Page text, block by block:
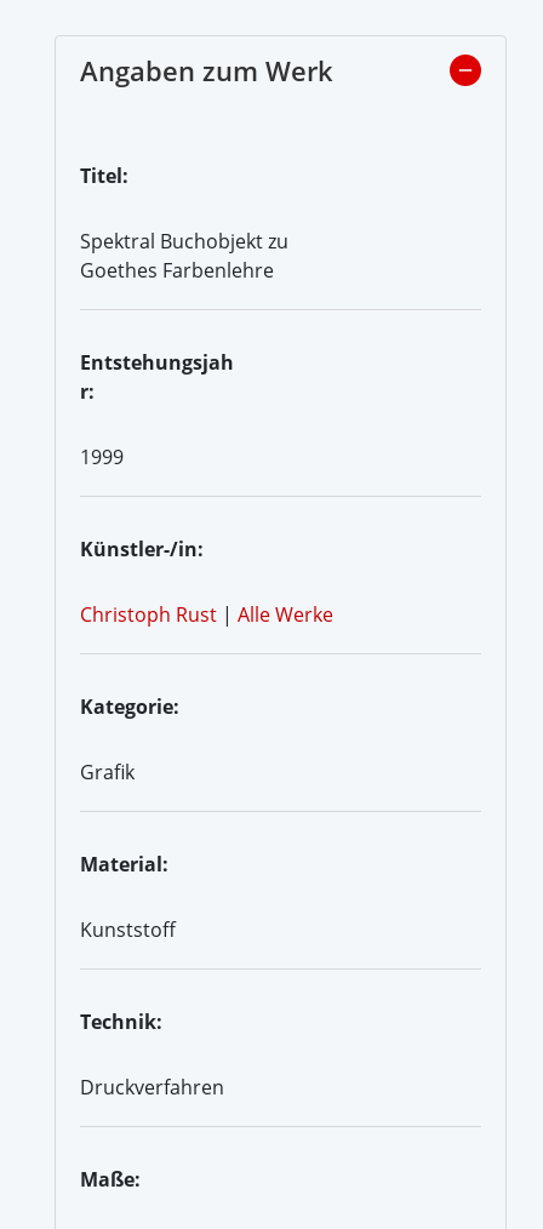
Angaben zum Werk
Titel:
Spektral Buchobjekt zu
Goethes Farbenlehre
Entstehungsjah
r:
1999
Künstler-/in:
Christoph Rust | Alle Werke
Kategorie:
Grafik
Material:
Kunststoff
Technik:
Druckverfahren
Maße: